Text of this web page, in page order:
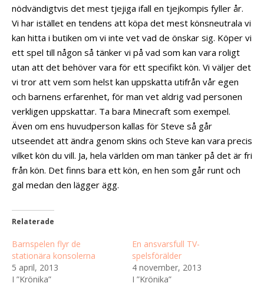
nödvändigtvis det mest tjejiga ifall en tjejkompis fyller år.
Vi har istället en tendens att köpa det mest könsneutrala vi
kan hitta i butiken om vi inte vet vad de önskar sig. Köper vi
ett spel till någon så tänker vi på vad som kan vara roligt
utan att det behöver vara för ett specifikt kön. Vi väljer det
vi tror att vem som helst kan uppskatta utifrån vår egen
och barnens erfarenhet, för man vet aldrig vad personen
verkligen uppskattar. Ta bara Minecraft som exempel.
Även om ens huvudperson kallas för Steve så går
utseendet att ändra genom skins och Steve kan vara precis
vilket kön du vill. Ja, hela världen om man tänker på det är fri
från kön. Det finns bara ett kön, en hen som går runt och
gal medan den lägger ägg.
Relaterade
Barnspelen flyr de
stationära konsolerna
5 april, 2013
I ”Krönika”
En ansvarsfull TV-
spelsförälder
4 november, 2013
I ”Krönika”